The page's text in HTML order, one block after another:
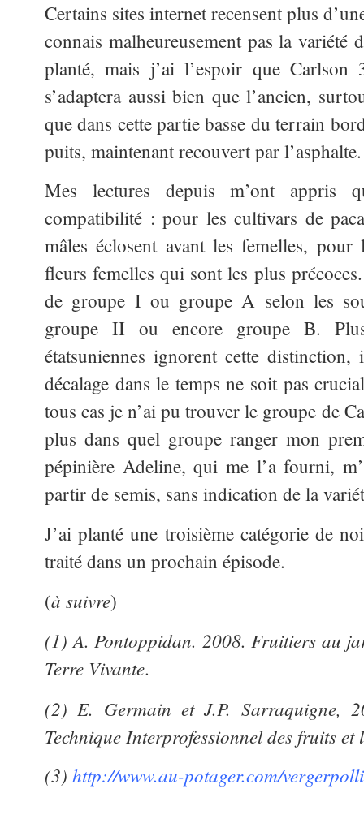
Certains sites internet recensent plus
connais malheureusement pas la variété
planté, mais j’ai l’espoir que
s’adaptera aussi bien que l’ancien,
que dans cette partie basse du terrain
puits, maintenant recouvert par l’asphalte.
Mes lectures depuis m’ont appris
compatibilité : pour les cultivars de
mâles éclosent avant les femelles,
fleurs femelles qui sont les plus
de groupe I ou groupe A selon les
groupe II ou encore groupe B.
étatsuniennes ignorent cette
décalage dans le temps ne soit pas
tous cas je n’ai pu trouver le groupe de
plus dans quel groupe ranger mon
pépinière Adeline, qui me l’a fourni,
partir de semis, sans indication de la
J’ai planté une troisième catégorie de
traité dans un prochain épisode.
(à suivre)
(1) A. Pontoppidan. 2008. Fruitiers au
Terre Vivante.
(2) E. Germain et J.P. Sarraquigne,
Technique Interprofessionnel des fruits et
(3) http://www.au-potager.com/